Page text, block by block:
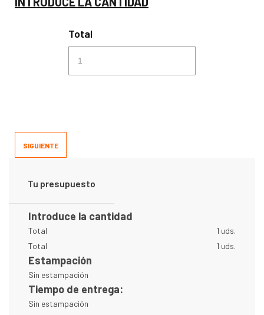
Total
SIGUIENTE
Tu presupuesto
Introduce la cantidad
Total
1 uds.
Total
1 uds.
Estampación
Sin estampación
Tiempo de entrega:
Sin estampación